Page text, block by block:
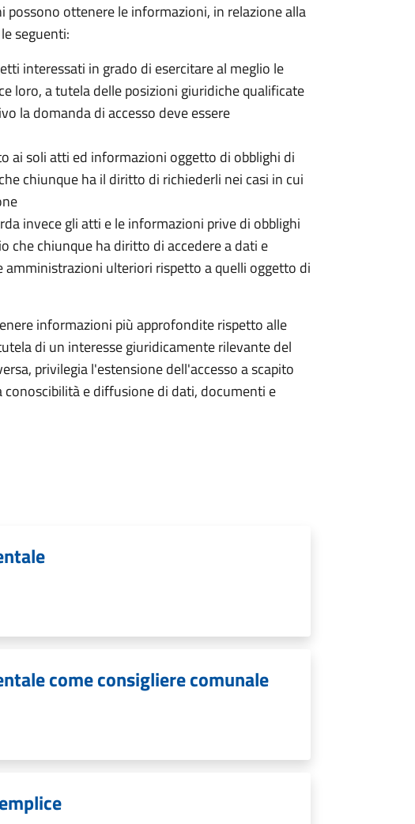
ottenere le informazioni, in relazione alla
seguenti:
interessati in grado di esercitare al meglio le
loro, a tutela delle posizioni giuridiche qualificate
la domanda di accesso deve essere
ai soli atti ed informazioni oggetto di obblighi di
chiunque ha il diritto di richiederli nei casi in cui
invece gli atti e le informazioni prive di obblighi
che chiunque ha diritto di accedere a dati e
ulteriori rispetto a quelli oggetto di
informazioni più approfondite rispetto alle
di un interesse giuridicamente rilevante del
privilegia l'estensione dell'accesso a scapito
e diffusione di dati, documenti e
come consigliere comunale